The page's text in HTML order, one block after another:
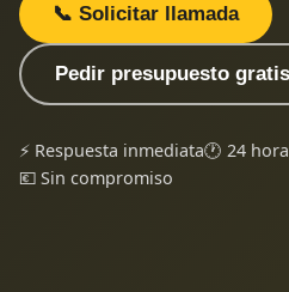
📞 Solicitar llamada
Pedir presupuesto gratis
⚡ Respuesta inmediata🕐 24
💶 Sin compromiso